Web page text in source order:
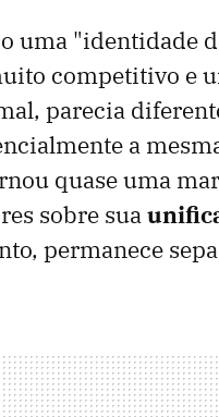
uma "identidade
competitivo e
parecia
a
quase uma
sobre sua
permanece